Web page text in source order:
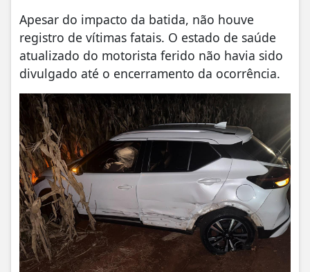
Apesar do impacto da batida, não houve
registro de vítimas fatais. O estado de saúde
atualizado do motorista ferido não havia sido
divulgado até o encerramento da ocorrência.